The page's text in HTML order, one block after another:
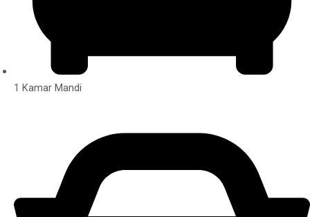
1 Kamar Mandi